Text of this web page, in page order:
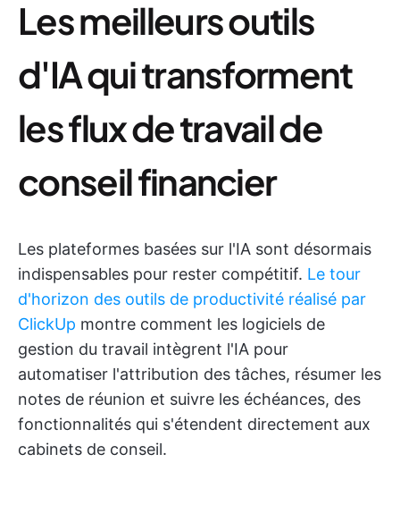
Les meilleurs outils
d'IA qui transforment
les flux de travail de
conseil financier
Les plateformes basées sur l'IA sont désormais
indispensables pour rester compétitif. Le tour
d'horizon des outils de productivité réalisé par
ClickUp montre comment les logiciels de
gestion du travail intègrent l'IA pour
automatiser l'attribution des tâches, résumer les
notes de réunion et suivre les échéances, des
fonctionnalités qui s'étendent directement aux
cabinets de conseil.